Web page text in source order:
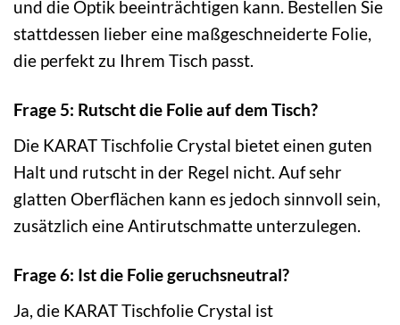
und die Optik beeinträchtigen kann. Bestellen Sie
stattdessen lieber eine maßgeschneiderte Folie,
die perfekt zu Ihrem Tisch passt.
Frage 5: Rutscht die Folie auf dem Tisch?
Die KARAT Tischfolie Crystal bietet einen guten
Halt und rutscht in der Regel nicht. Auf sehr
glatten Oberflächen kann es jedoch sinnvoll sein,
zusätzlich eine Antirutschmatte unterzulegen.
Frage 6: Ist die Folie geruchsneutral?
Ja, die KARAT Tischfolie Crystal ist